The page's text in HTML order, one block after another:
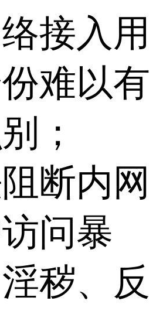
接入用
难以有
；
断内网
问暴
秽、反